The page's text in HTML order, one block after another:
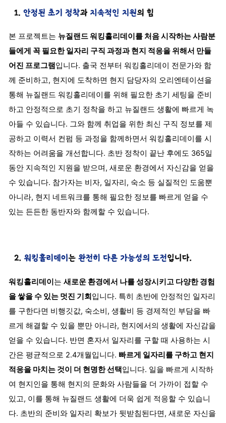
본 프로젝트는 뉴질랜드 워킹홀리데이를 처음 시작하는 사람분
들에게 꼭 필요한 일자리 구직 과정과 현지 적응을 위해서 만들
어진 프로그램입니다. 출국 전부터 워킹홀리데이 전문가와 함
께 준비하고, 현지에 도착하면 현지 담당자의 오리엔테이션을
통해 뉴질랜드 워킹홀리데이를 위해 필요한 초기 세팅을 준비
하고 안정적으로 초기 정착을 하고 뉴질랜드 생활에 빠르게 녹
아들 수 있습니다. 그와 함께 취업을 위한 최신 구직 정보를 제
공하고 이력서 컨펌 등 과정을 함께하면서 워킹홀리데이를 시
작하는 어려움을 개선합니다. 초반 정착이 끝난 후에도 365일
동안 지속적인 지원을 받으며, 새로운 환경에서 자신감을 얻을
수 있습니다. 참가자는 비자, 일자리, 숙소 등 실질적인 도움뿐
아니라, 현지 네트워크를 통해 필요한 정보를 빠르게 얻을 수
있는 든든한 동반자와 함께할 수 있습니다.
워킹홀리데이는 새로운 환경에서 나를 성장시키고 다양한 경험
을 쌓을 수 있는 멋진 기회입니다. 특히 초반에 안정적인 일자리
를 구한다면 비행깃값, 숙소비, 생활비 등 경제적인 부담을 빠
르게 해결할 수 있을 뿐만 아니라, 현지에서의 생활에 자신감을
얻을 수 있습니다. 반면 혼자서 일자리를 구할 때 사용하는 시
간은 평균적으로 2.4개월입니다. 빠르게 일자리를 구하고 현지
적응을 마치는 것이 더 현명한 선택입니다. 일을 빠르게 시작하
여 현지인을 통해 현지의 문화와 사람들을 더 가까이 접할 수
있고, 이를 통해 뉴질랜드 생활에 더욱 쉽게 적응할 수 있습니
다. 초반의 준비와 일자리 확보가 뒷받침된다면, 새로운 자신을